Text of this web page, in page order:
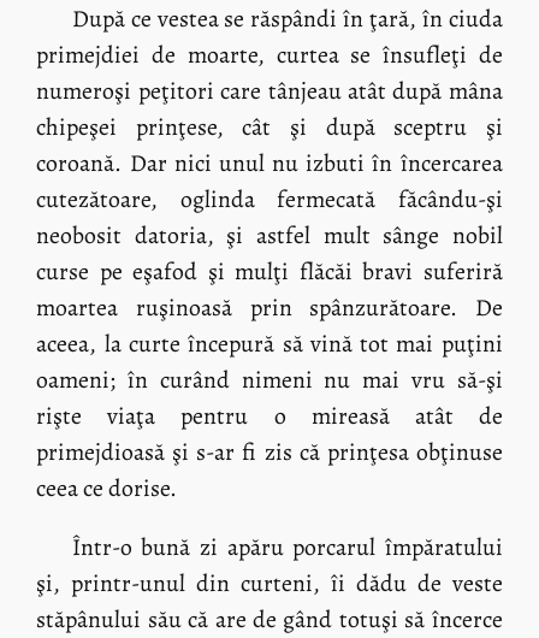
După ce vestea se răspândi în ţară, în ciuda
primejdiei de moarte, curtea se însufleţi de
numeroşi peţitori care tânjeau atât după mâna
chipeşei prinţese, cât şi după sceptru şi
coroană. Dar nici unul nu izbuti în încercarea
cutezătoare, oglinda fermecată făcându-şi
neobosit datoria, şi astfel mult sânge nobil
curse pe eşafod şi mulţi flăcăi bravi suferiră
moartea ruşinoasă prin spânzurătoare. De
aceea, la curte începură să vină tot mai puţini
oameni; în curând nimeni nu mai vru să-şi
rişte viaţa pentru o mireasă atât de
primejdioasă şi s-ar fi zis că prinţesa obţinuse
ceea ce dorise.
Într-o bună zi apăru porcarul împăratului
şi, printr-unul din curteni, îi dădu de veste
stăpânului său că are de gând totuşi să încerce